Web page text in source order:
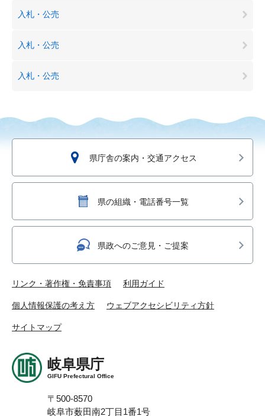
入札・公売
入札・公売
入札・公売
県庁舎の案内・交通アクセス
県の組織・電話番号一覧
県政へのご意見・ご提案
リンク・著作権・免責事項 利用ガイド
個人情報保護の考え方 ウェブアクセシビリティ方針
サイトマップ
岐阜県庁
GIFU Prefectural Office
〒500-8570
岐阜市薮田南2丁目1番1号